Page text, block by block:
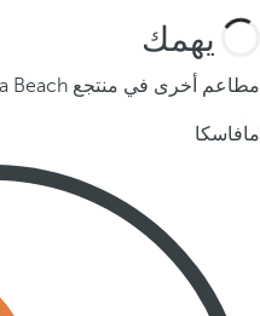
قد يهمك
مطاعم أخرى في منتجع Barceló Fuerteventura Beach
مافاسكا